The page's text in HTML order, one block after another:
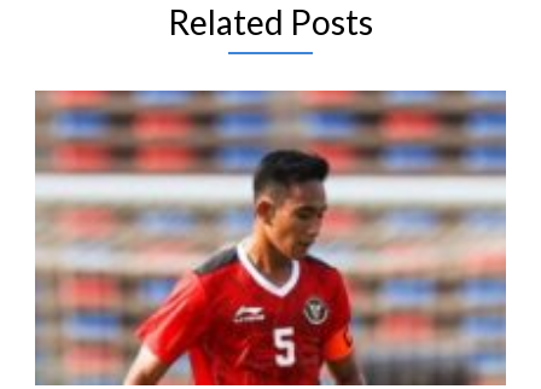
Related Posts